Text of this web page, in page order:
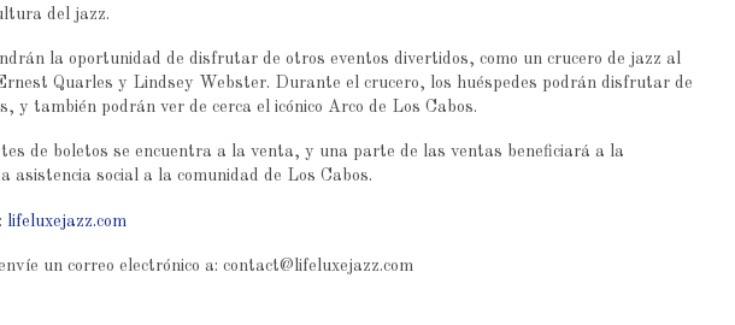
del jazz.
la oportunidad de disfrutar de otros eventos divertidos, como un crucero de jazz al
Quarles y Lindsey Webster. Durante el crucero, los huéspedes podrán disfrutar de
y también podrán ver de cerca el icónico Arco de Los Cabos.
de boletos se encuentra a la venta, y una parte de las ventas beneficiará a la
asistencia social a la comunidad de Los Cabos.
lifeluxejazz.com
un correo electrónico a: contact@lifeluxejazz.com